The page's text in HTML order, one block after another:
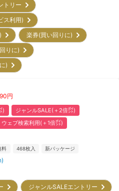
トリー
ス利用)
)
楽券(買い回りに)
回りに)
に)
円
)
ジャンルSALE(＋2倍㌽)
ウェブ検索利用(＋1倍㌽)
料 468枚入 新パッケージ
ー
ジャンルSALEエントリー